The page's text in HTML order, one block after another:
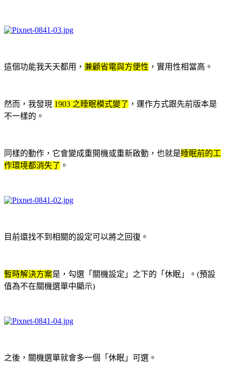
這個功能我天天都用， 兼顧省電與方便性 ，實用性相當高。
然而，我發現 1903 之睡眠模式變了 ，運作方式跟先前版本是
不一樣的。
同樣的動作，它會變成重開機或重新啟動，也就是睡眠前的工
作環境都消失了 。
目前還找不到相關的設定可以將之回復。
暫時解決方案是，勾選「關機設定」之下的「休眠」。(預設
值為不在關機選單中顯示)
之後，關機選單就會多一個「休眠」可選。